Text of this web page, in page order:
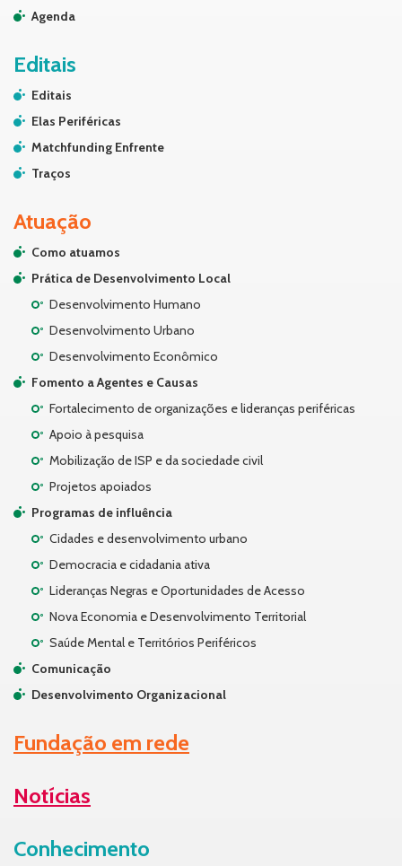
Agenda
Editais
Editais
Elas Periféricas
Matchfunding Enfrente
Traços
Atuação
Como atuamos
Prática de Desenvolvimento Local
Desenvolvimento Humano
Desenvolvimento Urbano
Desenvolvimento Econômico
Fomento a Agentes e Causas
Fortalecimento de organizações e lideranças periféricas
Apoio à pesquisa
Mobilização de ISP e da sociedade civil
Projetos apoiados
Programas de influência
Cidades e desenvolvimento urbano
Democracia e cidadania ativa
Lideranças Negras e Oportunidades de Acesso
Nova Economia e Desenvolvimento Territorial
Saúde Mental e Territórios Periféricos
Comunicação
Desenvolvimento Organizacional
Fundação em rede
Notícias
Conhecimento